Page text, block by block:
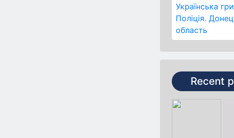
Українська
Поліція.
область
Recent